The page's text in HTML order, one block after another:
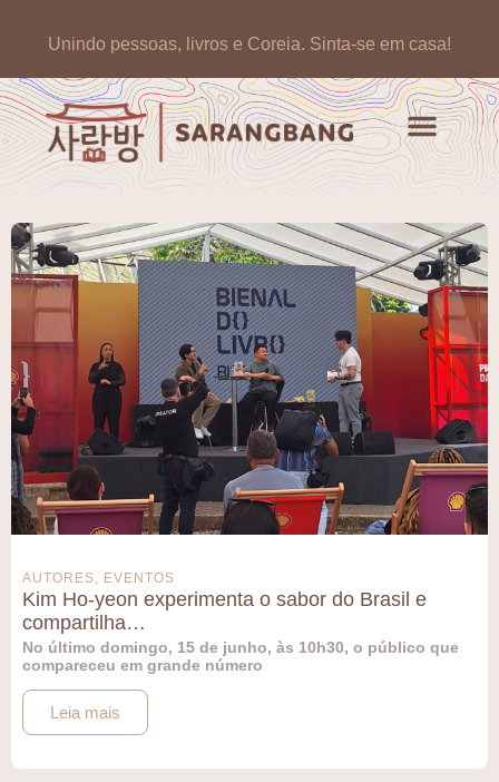
Unindo pessoas, livros e Coreia. Sinta-se em casa!
AUTORES, EVENTOS
Kim Ho-yeon experimenta o sabor do Brasil e
compartilha…
No último domingo, 15 de junho, às 10h30, o público que
compareceu em grande número
Leia mais